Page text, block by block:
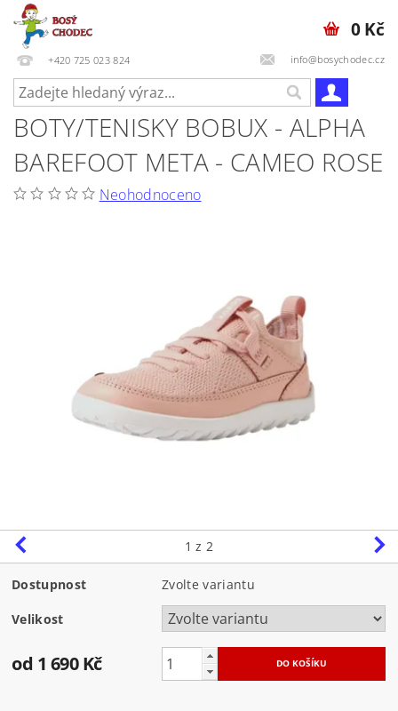
+420 725 023 824 info@bosychodec.cz
0 Kč
BOTY/TENISKY BOBUX - ALPHA
BAREFOOT META - CAMEO ROSE
Neohodnoceno
1 z 2
Dostupnost Zvolte variantu
Velikost
od 1 690 Kč